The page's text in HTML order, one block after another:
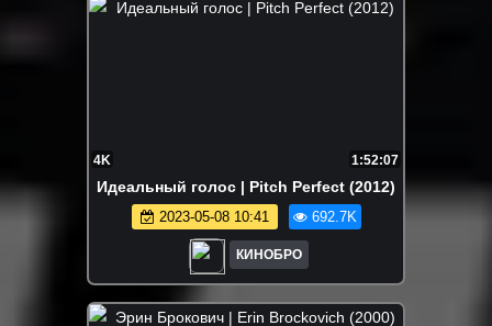
4K 1:52:07
Идеальный голос | Pitch Perfect (2012)
2023-05-08 10:41 692.7K
КИНОБРО